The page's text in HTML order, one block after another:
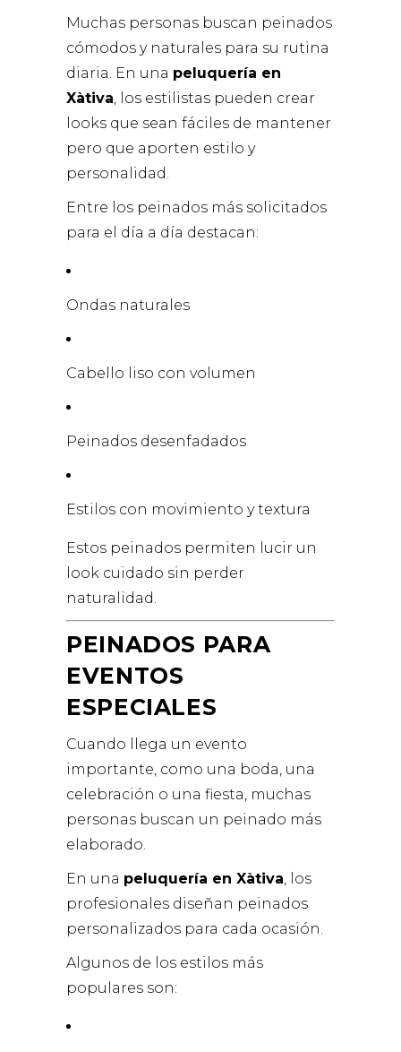
Muchas personas buscan peinados
cómodos y naturales para su rutina
diaria. En una peluquería en
Xàtiva, los estilistas pueden crear
looks que sean fáciles de mantener
pero que aporten estilo y
personalidad.
Entre los peinados más solicitados
para el día a día destacan:
Ondas naturales
Cabello liso con volumen
Peinados desenfadados
Estilos con movimiento y textura
Estos peinados permiten lucir un
look cuidado sin perder
naturalidad.
PEINADOS PARA
EVENTOS
ESPECIALES
Cuando llega un evento
importante, como una boda, una
celebración o una fiesta, muchas
personas buscan un peinado más
elaborado.
En una peluquería en Xàtiva, los
profesionales diseñan peinados
personalizados para cada ocasión.
Algunos de los estilos más
populares son: